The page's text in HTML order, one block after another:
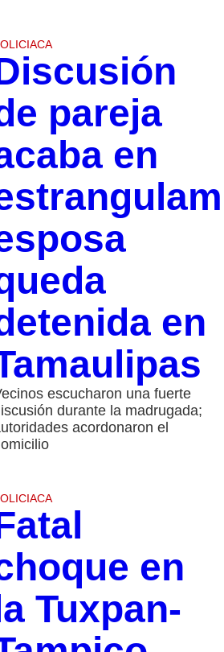
pareja
en
en
escucharon una fuerte
durante la madrugada;
acordonaron el
en
la Tuxpan-